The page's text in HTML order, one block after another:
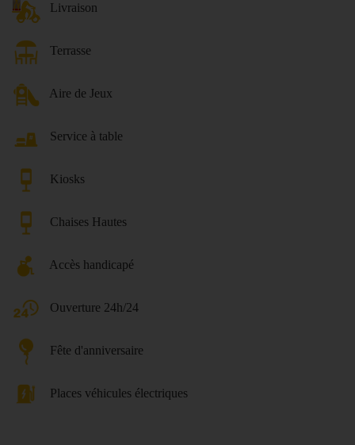
Livraison
Terrasse
Aire de Jeux
Service à table
Kiosks
Chaises Hautes
Accès handicapé
Ouverture 24h/24
Fête d'anniversaire
Places véhicules électriques